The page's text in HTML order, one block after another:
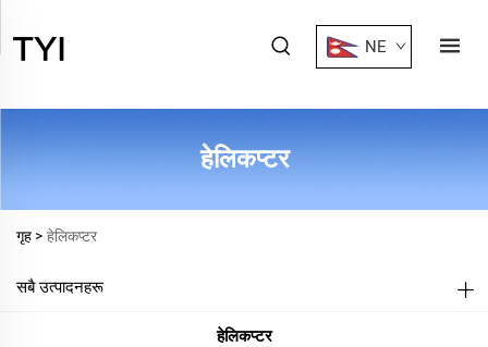
NE
हेलिकप्टर
गृह > हेलिकप्टर
सबै उत्पादनहरू
हेलिकप्टर